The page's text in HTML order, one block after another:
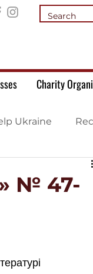
Charity
Ukraine
№ 47-